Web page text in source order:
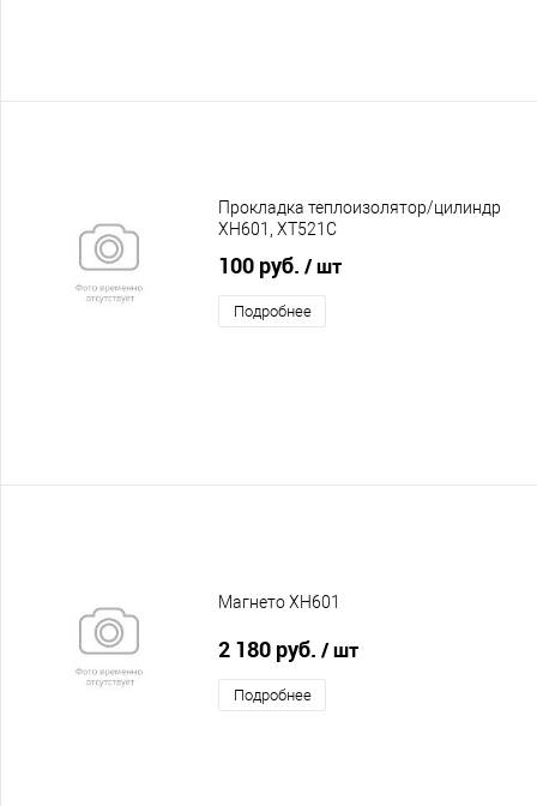
Прокладка теплоизолятор/цилиндр
XH601, XT521C
100 руб. / шт
Подробнее
Магнето XH601
2 180 руб. / шт
Подробнее